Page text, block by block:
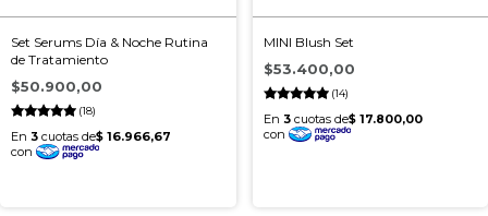
Set Serums Día & Noche Rutina
de Tratamiento
(18)
$50.900,00
MINI Blush Set
(14)
$53.400,00